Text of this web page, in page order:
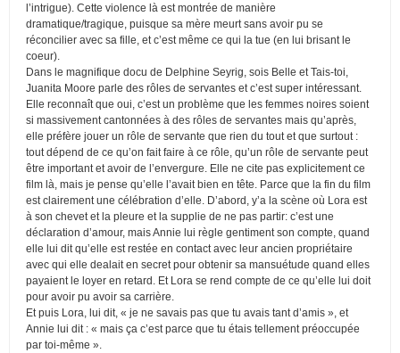
l’intrigue). Cette violence là est montrée de manière
dramatique/tragique, puisque sa mère meurt sans avoir pu se
réconcilier avec sa fille, et c’est même ce qui la tue (en lui brisant le
coeur).
Dans le magnifique docu de Delphine Seyrig, sois Belle et Tais-toi,
Juanita Moore parle des rôles de servantes et c’est super intéressant.
Elle reconnaît que oui, c’est un problème que les femmes noires soient
si massivement cantonnées à des rôles de servantes mais qu’après,
elle préfère jouer un rôle de servante que rien du tout et que surtout :
tout dépend de ce qu’on fait faire à ce rôle, qu’un rôle de servante peut
être important et avoir de l’envergure. Elle ne cite pas explicitement ce
film là, mais je pense qu’elle l’avait bien en tête. Parce que la fin du film
est clairement une célébration d’elle. D’abord, y’a la scène où Lora est
à son chevet et la pleure et la supplie de ne pas partir: c’est une
déclaration d’amour, mais Annie lui règle gentiment son compte, quand
elle lui dit qu’elle est restée en contact avec leur ancien propriétaire
avec qui elle dealait en secret pour obtenir sa mansuétude quand elles
payaient le loyer en retard. Et Lora se rend compte de ce qu’elle lui doit
pour avoir pu avoir sa carrière.
Et puis Lora, lui dit, « je ne savais pas que tu avais tant d’amis », et
Annie lui dit : « mais ça c’est parce que tu étais tellement préoccupée
par toi-même ».